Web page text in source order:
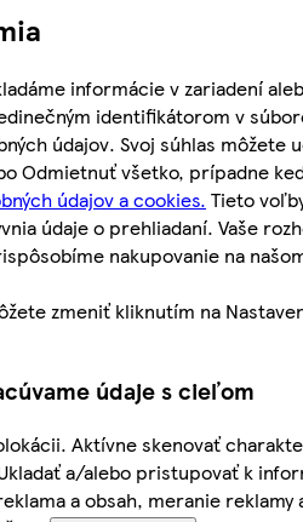
informácie v zariadení
identifikátorom v
údajov. Svoj súhlas môžete
Odmietnuť všetko, prípadne
údajov a cookies. Tieto
údaje o prehliadaní. Vaše
nakupovanie na
zmeniť kliknutím na
údaje s cieľom
Aktívne skenovať
a/alebo pristupovať k
a obsah, meranie reklamy